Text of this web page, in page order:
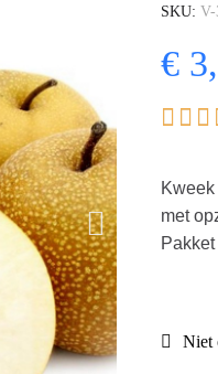
SKU V-
€
  
met
Niet